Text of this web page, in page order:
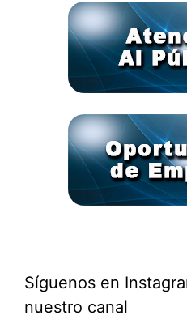
Síguenos en
nuestro canal